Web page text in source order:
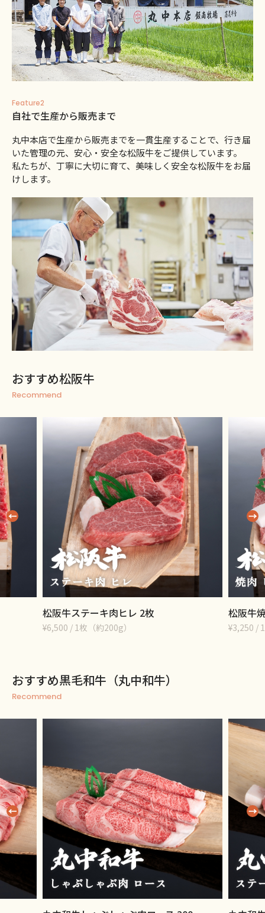
Feature2
自社で生産から販売まで
丸中本店で生産から販売までを一貫生産することで、行き届
いた管理の元、安心・安全な松阪牛をご提供しています。
私たちが、丁寧に大切に育て、美味しく安全な松阪牛をお届
けします。
おすすめ松阪牛
Recommend
松阪牛ステーキ肉ヒレ 2枚
¥6,500 / 1枚（約200g）
松阪牛
¥3,250 /
おすすめ黒毛和牛（丸中和牛）
Recommend